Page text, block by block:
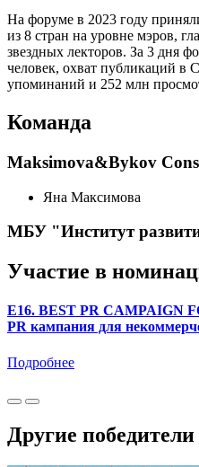
На форуме в 2023 году
из 8 стран на уровне мэров,
звездных лекторов. За 3 дня
человек, охват публикаций в
упоминаний и 252 млн
Команда
Maksimova&Bykov
Яна Максимова
МБУ "Институт
Участие в
E16. BEST PR CAMPAIGN
PR кампания для
Подробнее
Другие победители